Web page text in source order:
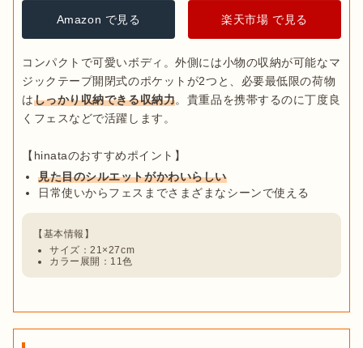
Amazon で見る 楽天市場 で見る
コンパクトで可愛いボディ。外側には小物の収納が可能なマ
ジックテープ開閉式のポケットが2つと、必要最低限の荷物
はしっかり収納できる収納力。貴重品を携帯するのに丁度良
くフェスなどで活躍します。
見た目のシルエットがかわいらしい
日常使いからフェスまでさまざまなシーンで使える
サイズ：21×27cm
カラー展開：11色